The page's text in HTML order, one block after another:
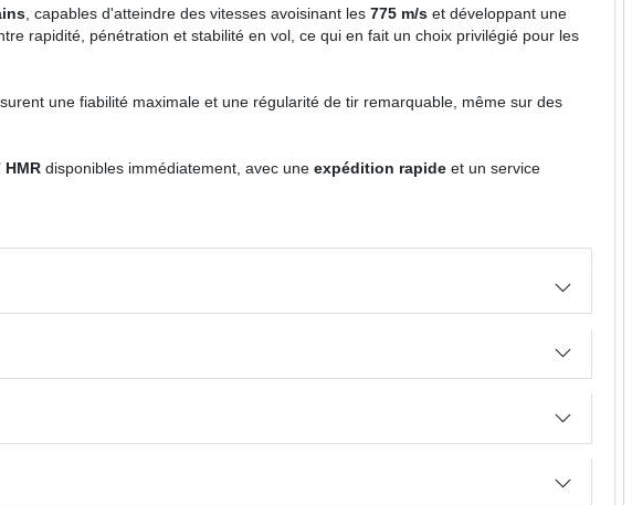
, capables d'atteindre des vitesses avoisinant les 775 m/set développant une
rapidité, pénétration et stabilité en vol, ce qui en fait un choix privilégié pour les
une fiabilité maximale et une régularité de tir remarquable, même sur des
disponibles immédiatement, avec une expédition rapideet un service